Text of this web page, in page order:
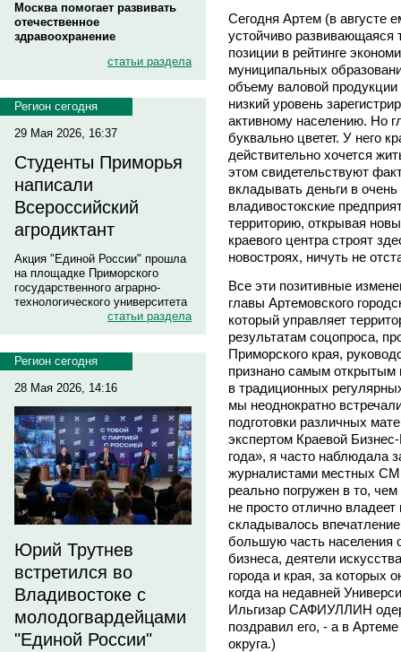
Москва помогает развивать
отечественное
здравоохранение
статьи раздела
Регион сегодня
29 Мая 2026, 16:37
Студенты Приморья
написали
Всероссийский
агродиктант
Акция "Единой России" прошла
на площадке Приморского
государственного аграрно-
технологического университета
статьи раздела
Регион сегодня
28 Мая 2026, 14:16
Юрий Трутнев
встретился во
Владивостоке с
молодогвардейцами
"Единой России"
Сегодня Артем (в августе
устойчиво
позиции в рейтинге
муниципальных
объему валовой
низкий уровень
активному населению. Но
буквально цветет. У него
действительно хочется
этом свидетельствуют
вкладывать деньги в
владивостокские
территорию, открывая
краевого центра строят
новостроях, ничуть не
Все эти позитивные
главы Артемовского
который управляет
результатам соцопроса,
Приморского края,
признано самым
в традиционных
мы неоднократно
подготовки различных
экспертом Краевой
года», я часто наблюдала
журналистами местных
реально погружен в то,
не просто отлично
складывалось
большую часть населения
бизнеса, деятели
города и края, за которых
когда на недавней
Ильгизар САФИУЛЛИН
поздравил его, - а в
округа.)